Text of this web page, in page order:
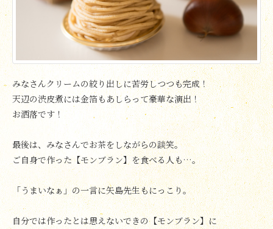
みなさんクリームの絞り出しに苦労しつつも完成！
天辺の渋皮煮には金箔もあしらって豪華な演出！
お洒落です！
最後は、みなさんでお茶をしながらの談笑。
ご自身で作った【モンブラン】を食べる人も…。
「うまいなぁ」の一言に矢島先生もにっこり。
自分では作ったとは思えないできの【モンブラン】に